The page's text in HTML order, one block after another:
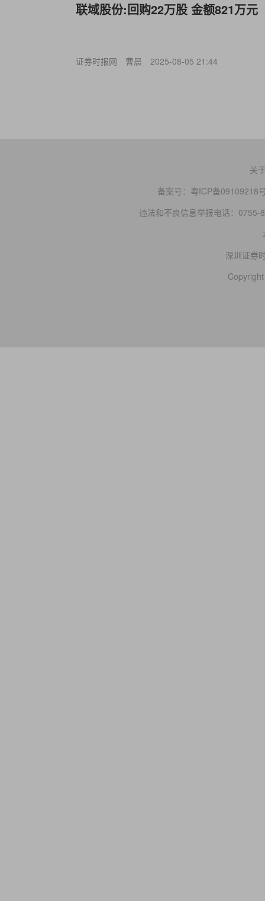
联域股份:回购22万股 金额821万元
证券时报网 曹晨 2025-08-05 21:44
关
备案号： 粤ICP备09109218
违法和不良信息举报电话：0755-
深圳证券